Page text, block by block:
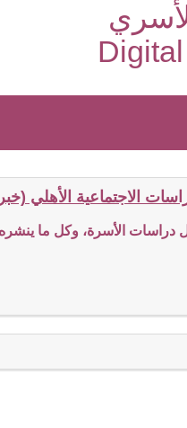
الاجتماعية الأهلي
الأسرة، وكل ما ينشره